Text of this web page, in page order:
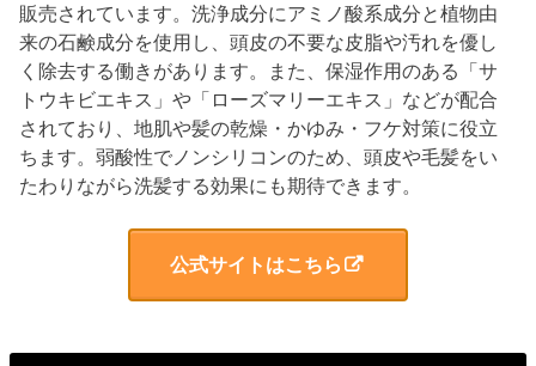
販売されています。洗浄成分にアミノ酸系成分と植物由
来の石鹸成分を使用し、頭皮の不要な皮脂や汚れを優し
く除去する働きがあります。また、保湿作用のある「サ
トウキビエキス」や「ローズマリーエキス」などが配合
されており、地肌や髪の乾燥・かゆみ・フケ対策に役立
ちます。弱酸性でノンシリコンのため、頭皮や毛髪をい
たわりながら洗髪する効果にも期待できます。
公式サイトはこちら